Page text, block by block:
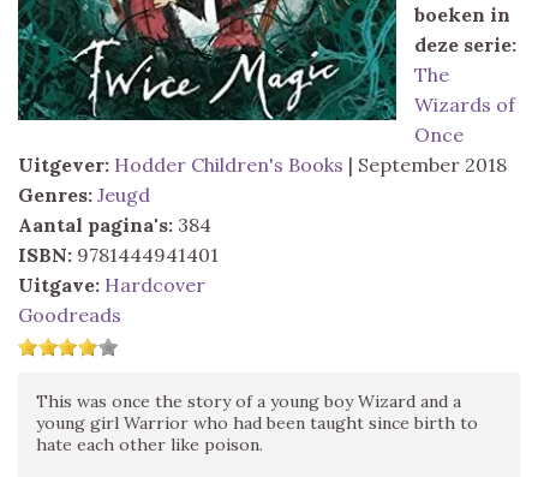
boeken in
deze serie:
The
Wizards of
Once
Uitgever: Hodder Children's Books | September 2018
Genres: Jeugd
Aantal pagina's: 384
ISBN: 9781444941401
Uitgave: Hardcover
Goodreads
This was once the story of a young boy Wizard and a
young girl Warrior who had been taught since birth to
hate each other like poison.